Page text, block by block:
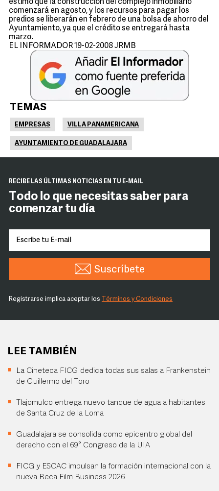
estimó que la construcción del complejo inmobiliario
comenzará en agosto, y los recursos para pagar los
predios se liberarán en febrero de una bolsa de ahorro del
Ayuntamiento, ya que el crédito se entregará hasta
marzo.
EL INFORMADOR 19-02-2008 JRMB
TEMAS
EMPRESAS VILLA PANAMERICANA
AYUNTAMIENTO DE GUADALAJARA
RECIBE LAS ÚLTIMAS NOTICIAS EN TU E-MAIL
Todo lo que necesitas saber para
comenzar tu día
Suscríbete
Registrarse implica aceptar los Términos y Condiciones
LEE TAMBIÉN
La Cineteca FICG dedica todas sus salas a Frankenstein
de Guillermo del Toro
Tlajomulco entrega nuevo tanque de agua a habitantes
de Santa Cruz de la Loma
Guadalajara se consolida como epicentro global del
derecho con el 69° Congreso de la UIA
FICG y ESCAC impulsan la formación internacional con la
nueva Beca Film Business 2026